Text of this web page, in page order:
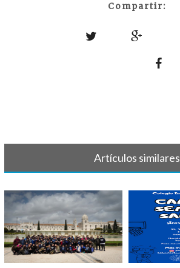
Compartir:
Artículos similares